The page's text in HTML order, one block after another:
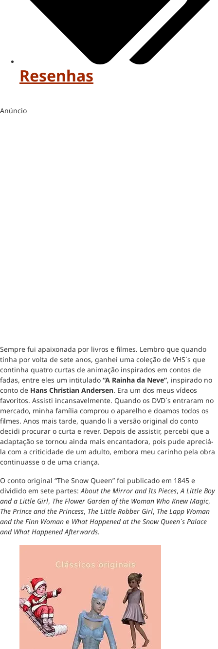
Resenhas
Anúncio
Sempre fui apaixonada por livros e filmes. Lembro que quando
tinha por volta de sete anos, ganhei uma coleção de VHS´s que
continha quatro curtas de animação inspirados em contos de
fadas, entre eles um intitulado “A Rainha da Neve”, inspirado no
conto de Hans Christian Andersen. Era um dos meus vídeos
favoritos. Assisti incansavelmente. Quando os DVD´s entraram no
mercado, minha família comprou o aparelho e doamos todos os
filmes. Anos mais tarde, quando li a versão original do conto
decidi procurar o curta e rever. Depois de assistir, percebi que a
adaptação se tornou ainda mais encantadora, pois pude apreciá-
la com a criticidade de um adulto, embora meu carinho pela obra
continuasse o de uma criança.
O conto original “The Snow Queen” foi publicado em 1845 e
dividido em sete partes: About the Mirror and Its Pieces, A Little Boy
and a Little Girl, The Flower Garden of the Woman Who Knew Magic,
The Prince and the Princess, The Little Robber Girl, The Lapp Woman
and the Finn Woman e What Happened at the Snow Queen´s Palace
and What Happened Afterwards.